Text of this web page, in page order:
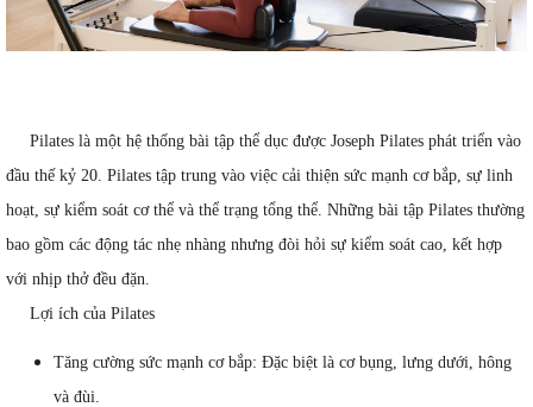
Pilates là một hệ thống bài tập thể dục được Joseph Pilates phát triển vào
đầu thế kỷ 20. Pilates tập trung vào việc cải thiện sức mạnh cơ bắp, sự linh
hoạt, sự kiểm soát cơ thể và thể trạng tổng thể. Những bài tập Pilates thường
bao gồm các động tác nhẹ nhàng nhưng đòi hỏi sự kiểm soát cao, kết hợp
với nhịp thở đều đặn.
Lợi ích của Pilates
Tăng cường sức mạnh cơ bắp: Đặc biệt là cơ bụng, lưng dưới, hông
và đùi.